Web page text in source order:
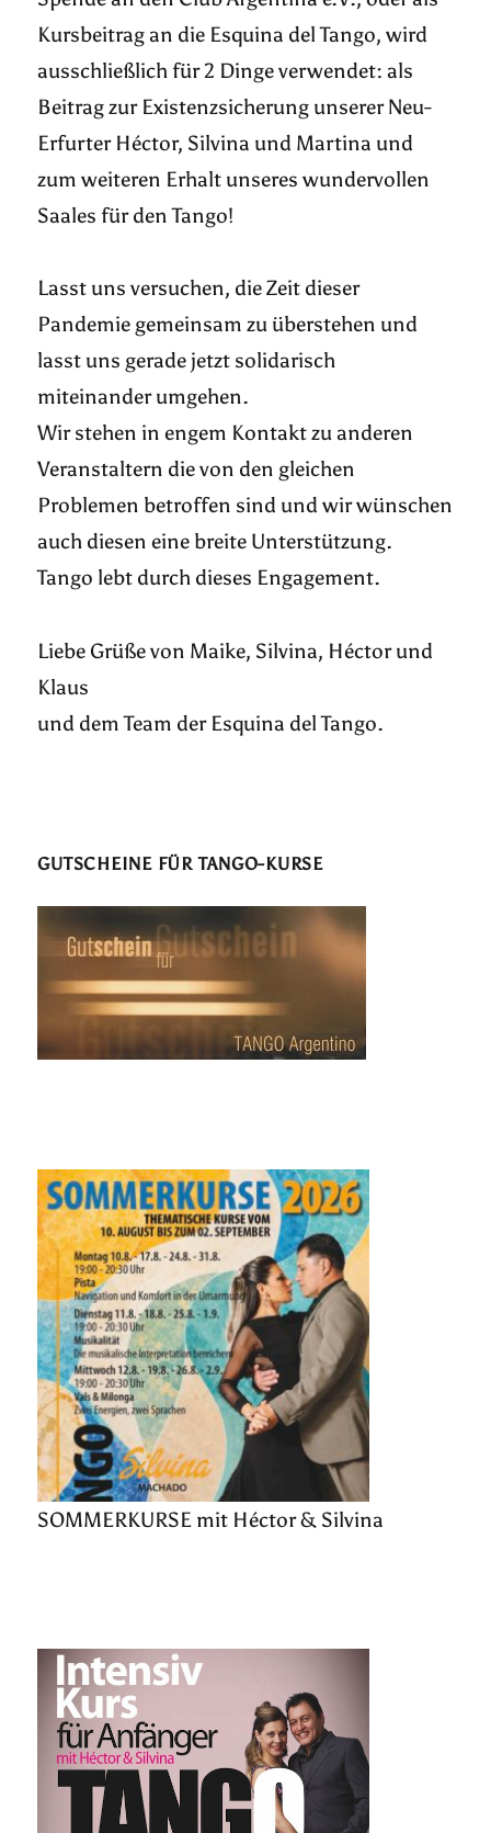
Kursbeitrag an die Esquina del Tango, wird
ausschließlich für 2 Dinge verwendet: als
Beitrag zur Existenzsicherung unserer Neu-
Erfurter Héctor, Silvina und Martina und
zum weiteren Erhalt unseres wundervollen
Saales für den Tango!
Lasst uns versuchen, die Zeit dieser
Pandemie gemeinsam zu überstehen und
lasst uns gerade jetzt solidarisch
miteinander umgehen.
Wir stehen in engem Kontakt zu anderen
Veranstaltern die von den gleichen
Problemen betroffen sind und wir wünschen
auch diesen eine breite Unterstützung.
Tango lebt durch dieses Engagement.
Liebe Grüße von Maike, Silvina, Héctor und
Klaus
und dem Team der Esquina del Tango.
GUTSCHEINE FÜR TANGO-KURSE
SOMMERKURSE mit Héctor & Silvina